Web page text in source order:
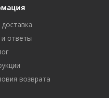
ответы
возврата